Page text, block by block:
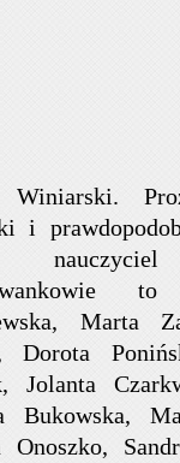
Winiarski.
i
Marta
Dorota
Jolanta
Bukowska,
Onoszko,